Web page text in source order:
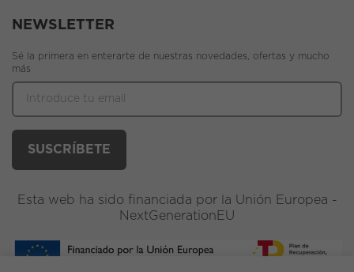
NEWSLETTER
Sé la primera en enterarte de nuestras novedades, ofertas y mucho
más
Esta web ha sido financiada por la Unión Europea -
NextGenerationEU